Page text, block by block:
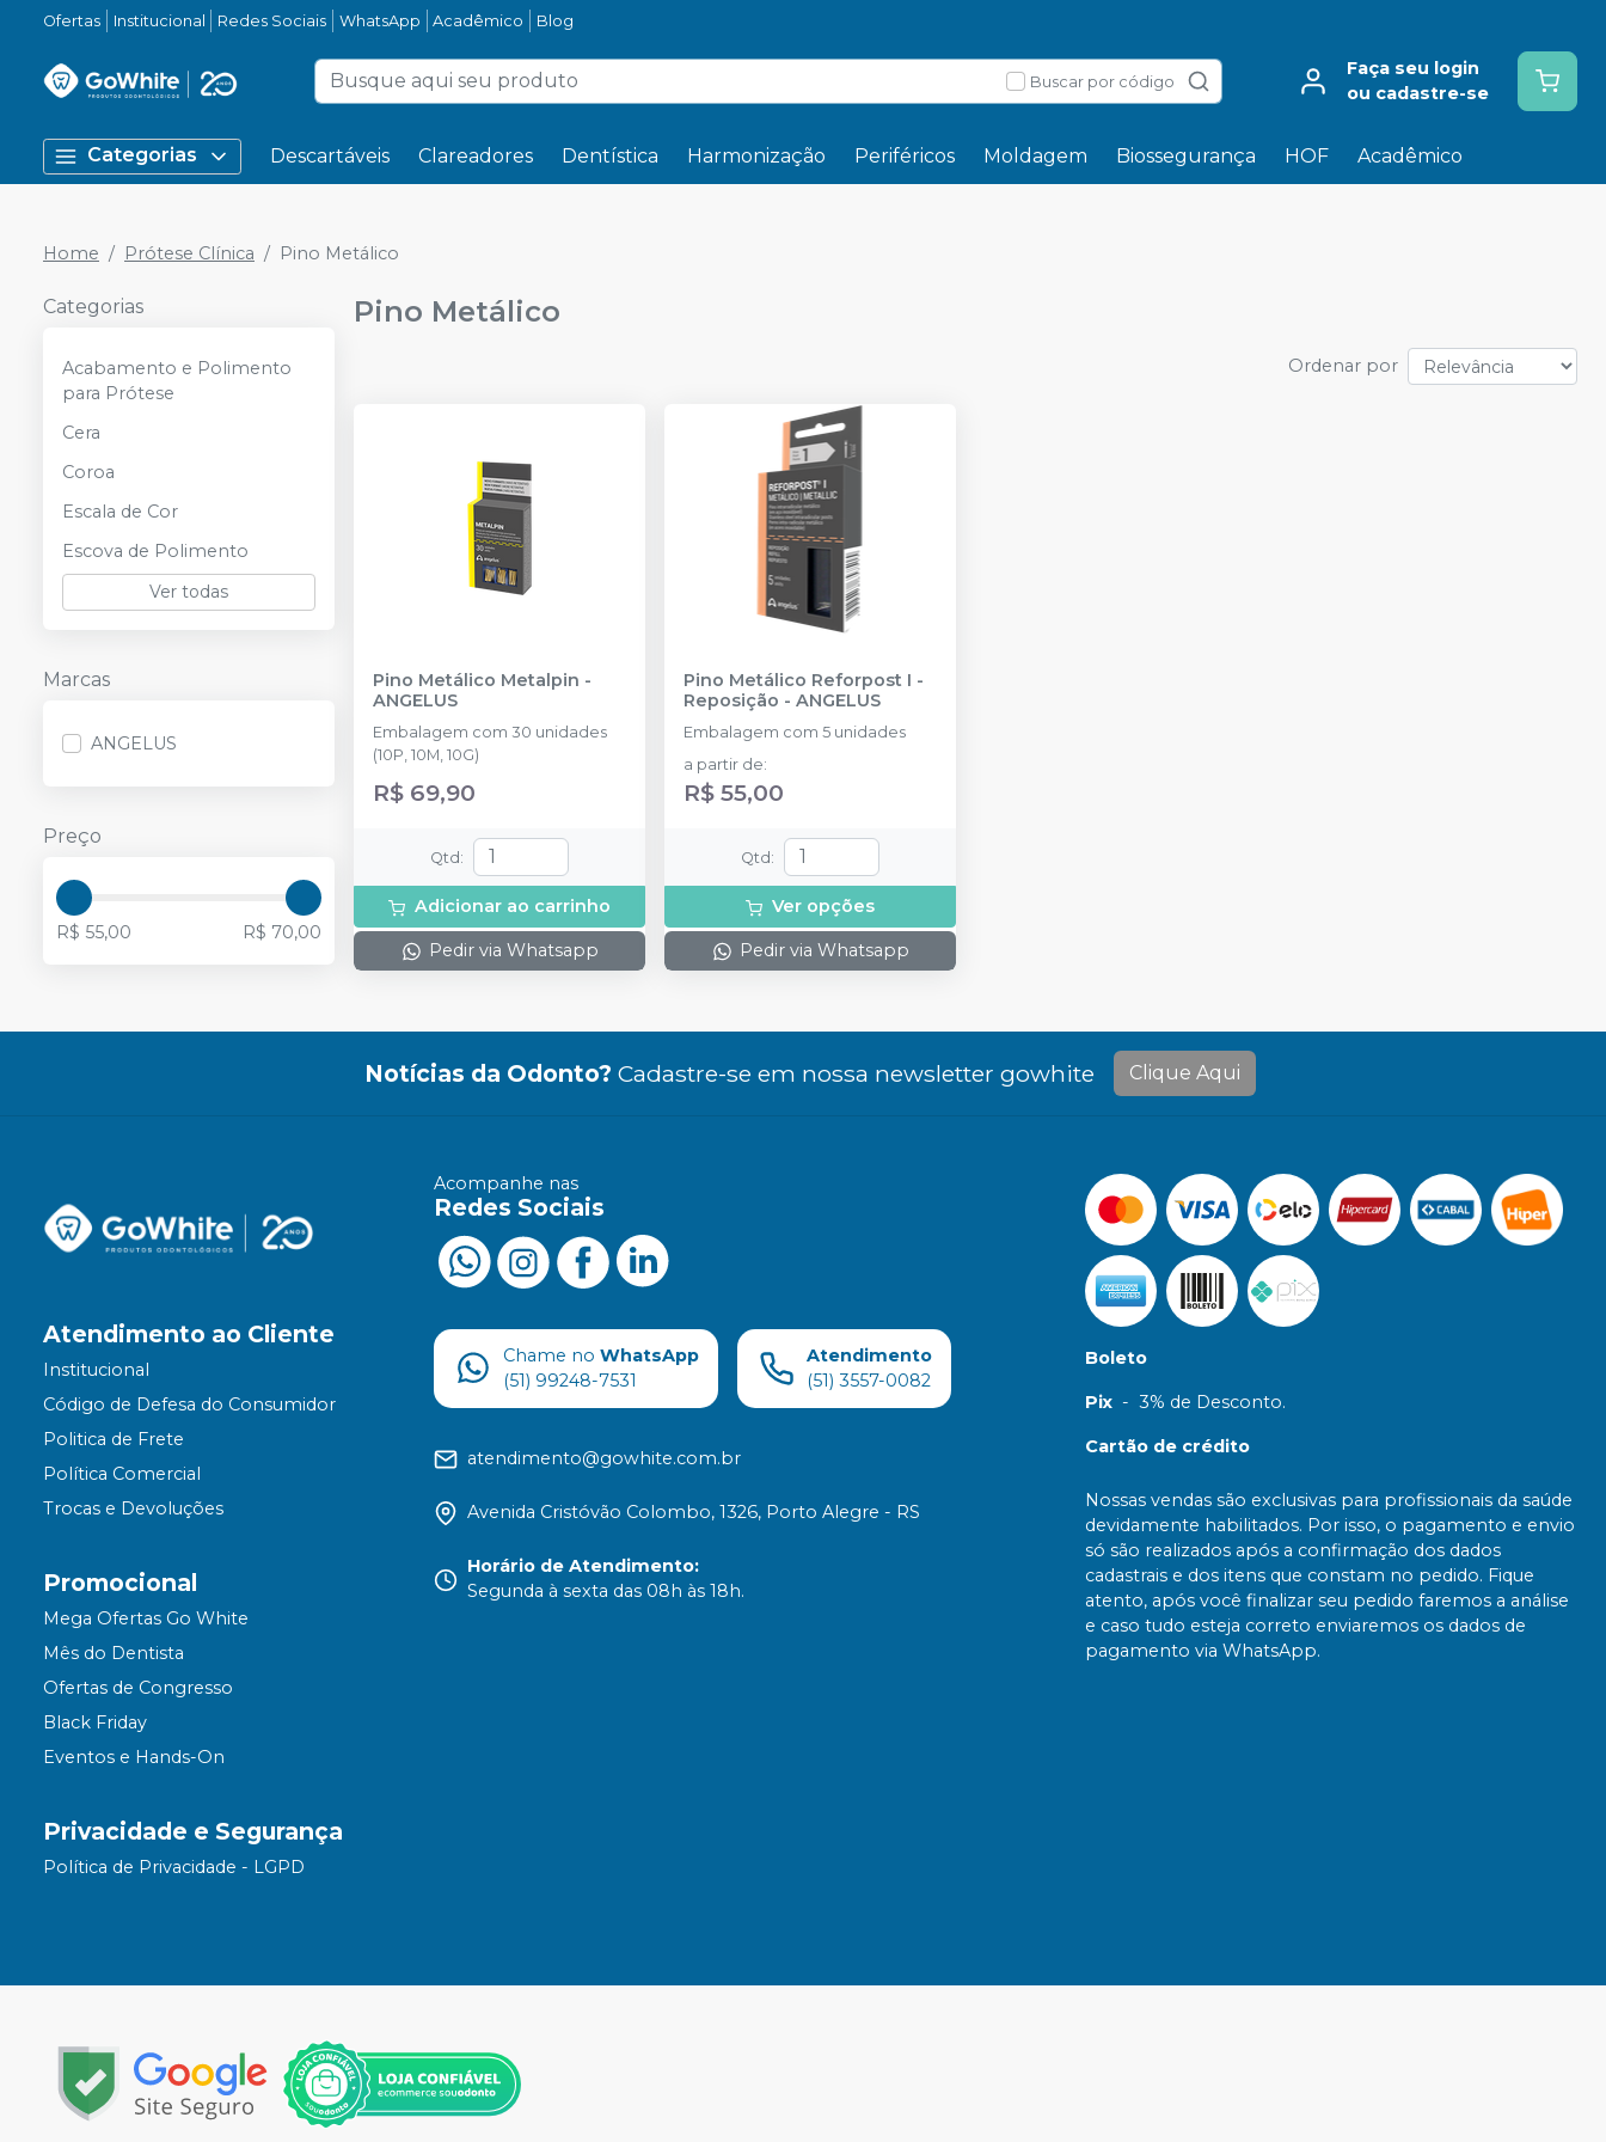
Ofertas Institucional Redes Sociais WhatsApp Acadêmico Blog
Buscar por código
Faça seu login
ou cadastre-se
Categorias Descartáveis Clareadores Dentística Harmonização Periféricos Moldagem Biossegurança HOF Acadêmico
Home Prótese Clínica Pino Metálico
Categorias
Acabamento e Polimento
para Prótese
Cera
Coroa
Escala de Cor
Escova de Polimento
Ver todas
Marcas
ANGELUS
Preço
R$ 55,00 R$ 70,00
Pino Metálico
Ordenar por
Pino Metálico Metalpin -
ANGELUS
Embalagem com 30 unidades
(10P, 10M, 10G)
R$ 69,90
Qtd:
Adicionar ao carrinho
Pedir via Whatsapp
Pino Metálico Reforpost I -
Reposição - ANGELUS
Embalagem com 5 unidades
a partir de:
R$ 55,00
Qtd:
Ver opções
Pedir via Whatsapp
Notícias da Odonto? Cadastre-se em nossa newsletter gowhite Clique Aqui
Atendimento ao Cliente
Institucional
Código de Defesa do Consumidor
Politica de Frete
Política Comercial
Trocas e Devoluções
Promocional
Mega Ofertas Go White
Mês do Dentista
Ofertas de Congresso
Black Friday
Eventos e Hands-On
Privacidade e Segurança
Política de Privacidade - LGPD
Acompanhe nas
Redes Sociais
Chame no WhatsApp
(51) 99248-7531
Atendimento
(51) 3557-0082
atendimento@gowhite.com.br
Avenida Cristóvão Colombo, 1326, Porto Alegre - RS
Horário de Atendimento:
Segunda à sexta das 08h às 18h.
Boleto
Pix - 3% de Desconto.
Cartão de crédito
Nossas vendas são exclusivas para profissionais da saúde
devidamente habilitados. Por isso, o pagamento e envio
só são realizados após a confirmação dos dados
cadastrais e dos itens que constam no pedido. Fique
atento, após você finalizar seu pedido faremos a análise
e caso tudo esteja correto enviaremos os dados de
pagamento via WhatsApp.